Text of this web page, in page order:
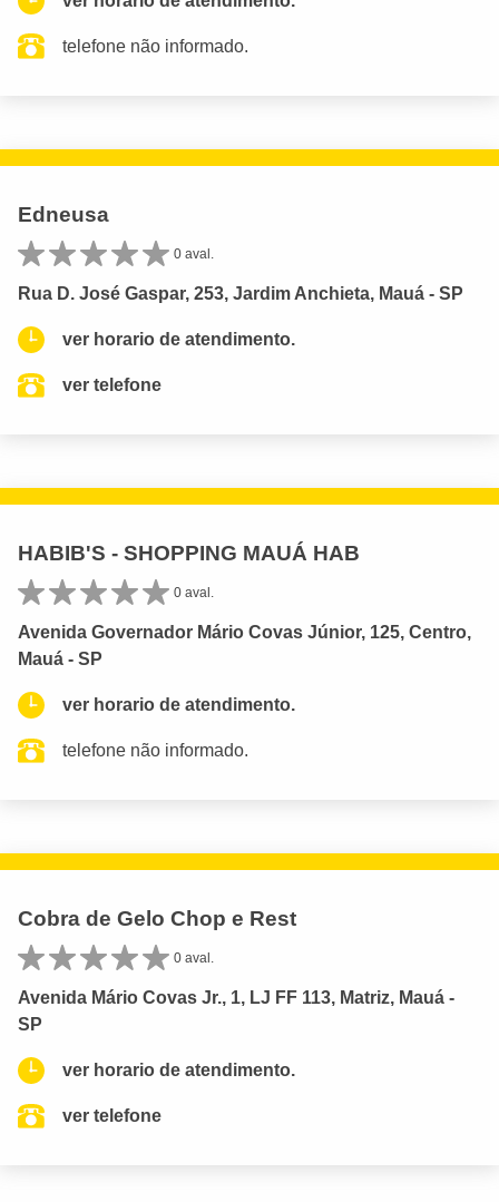
telefone não informado.
Edneusa
0 aval.
Rua D. José Gaspar, 253, Jardim Anchieta, Mauá - SP
ver horario de atendimento.
ver telefone
HABIB'S - SHOPPING MAUÁ HAB
0 aval.
Avenida Governador Mário Covas Júnior, 125, Centro,
Mauá - SP
ver horario de atendimento.
telefone não informado.
Cobra de Gelo Chop e Rest
0 aval.
Avenida Mário Covas Jr., 1, LJ FF 113, Matriz, Mauá -
SP
ver horario de atendimento.
ver telefone